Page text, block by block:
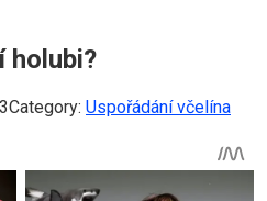
holubi?
Category: Uspořádání včelína